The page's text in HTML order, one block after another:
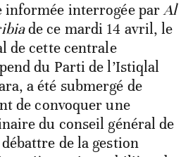
informée interrogée parAl
de ce mardi 14 avril, le
de cette centrale
du Parti de l’Istiqlal
a été submergé de
de convoquer une
du conseil général de
de la gestion